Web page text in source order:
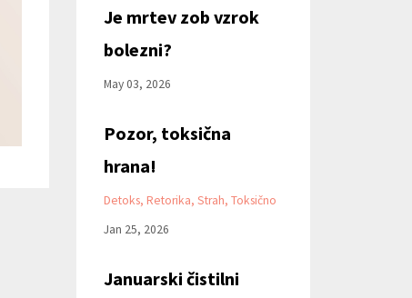
Je mrtev zob vzrok
bolezni?
May 03, 2026
Pozor, toksična
hrana!
Detoks Retorika Strah Toksično
Jan 25, 2026
Januarski čistilni